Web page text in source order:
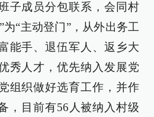
子成员分包联系，会同村
为“主动登门”，从外出务工
能手、退伍军人、返乡大
秀人才，优先纳入发展党
组织做好选育工作，并作
，目前有56人被纳入村级